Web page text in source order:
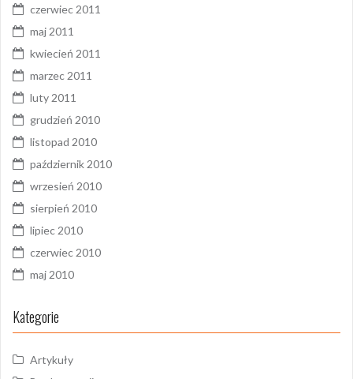
czerwiec 2011
maj 2011
kwiecień 2011
marzec 2011
luty 2011
grudzień 2010
listopad 2010
październik 2010
wrzesień 2010
sierpień 2010
lipiec 2010
czerwiec 2010
maj 2010
Kategorie
Artykuły